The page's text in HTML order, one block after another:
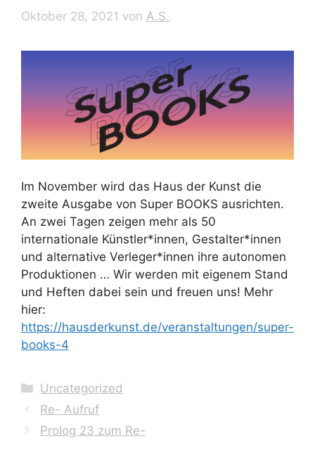
Oktober 28, 2021 von A.S.
Im November wird das Haus der Kunst die
zweite Ausgabe von Super BOOKS ausrichten.
An zwei Tagen zeigen mehr als 50
internationale Künstler*innen, Gestalter*innen
und alternative Verleger*innen ihre autonomen
Produktionen … Wir werden mit eigenem Stand
und Heften dabei sein und freuen uns! Mehr
hier:
https://hausderkunst.de/veranstaltungen/super-
books-4
Kategorien
Uncategorized
Re- Aufruf
Prolog 23 zum Re-